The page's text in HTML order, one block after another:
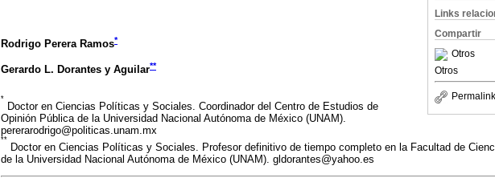
Links
Compartir
Otros
Otros
Permalink
Rodrigo Perera Ramos*
Gerardo L. Dorantes y Aguilar**
*
Doctor en Ciencias Políticas y Sociales. Coordinador del Centro de Estudios de
Opinión Pública de la Universidad Nacional Autónoma de México (UNAM).
pererarodrigo@politicas.unam.mx
**
Doctor en Ciencias Políticas y Sociales. Profesor definitivo de tiempo completo en la Facultad de
de la Universidad Nacional Autónoma de México (UNAM). gldorantes@yahoo.es